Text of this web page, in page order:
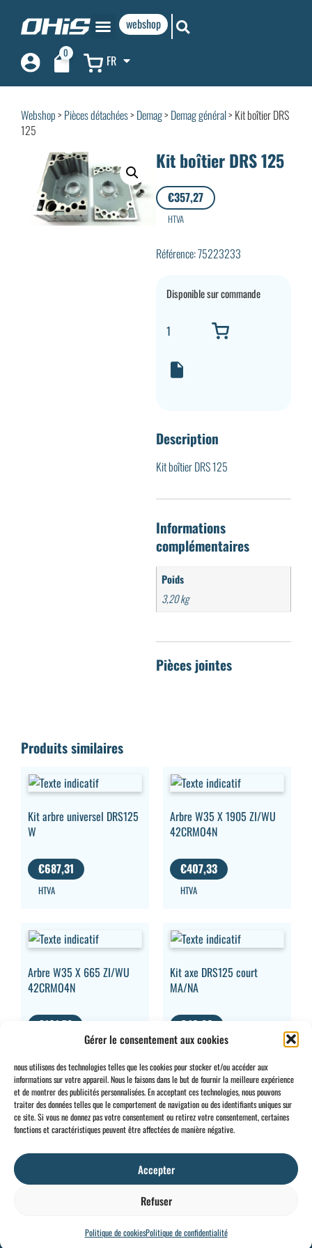
Gérer le consentement aux cookies
nous utilisons des technologies telles que les cookies pour stocker et/ou accéder aux
informations sur votre appareil. Nous le faisons dans le but de fournir la meilleure expérience
et de montrer des publicités personnalisées. En acceptant ces technologies, nous pouvons
traiter des données telles que le comportement de navigation ou des identifiants uniques sur
ce site. Si vous ne donnez pas votre consentement ou retirez votre consentement, certaines
fonctions et caractéristiques peuvent être affectées de manière négative.
Accepter
Refuser
Politique de cookiesPolitique de confidentialité
webshop
0 FR
Webshop> Pièces détachées> Demag> Demag général> Kit boîtier DRS
125
Kit boîtier DRS 125
€357,27
HTVA
Référence: 75223233
Disponible sur commande
Description
Kit boîtier DRS 125
Informations
complémentaires
Poids
3,20 kg
Produits similaires
Kit arbre universel DRS125
W
€687,31
HTVA
Arbre W35 X 1905 ZI/WU
42CRMO4N
€407,33
HTVA
Arbre W35 X 665 ZI/WU
42CRMO4N
€161,78
Kit axe DRS125 court
MA/NA
€46,36
HTVA
CONTACT
+32 2 897 34
sales@ohis.be
Rue des
16,
INFO
Conditions
Cookies/
BE0734
by